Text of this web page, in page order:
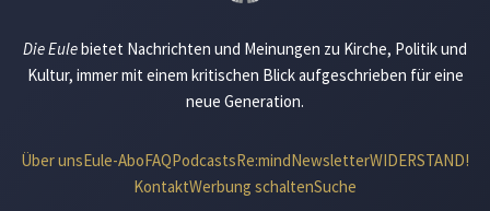
Die Eulebietet Nachrichten und Meinungen zu Kirche, Politik und
Kultur, immer mit einem kritischen Blick aufgeschrieben für eine
neue Generation.
Über unsEule-AboFAQPodcastsRe:mindNewsletterWIDERSTAND!
KontaktWerbung schaltenSuche